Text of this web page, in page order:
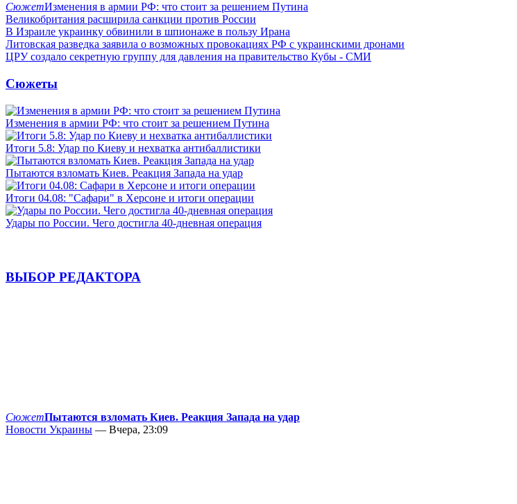
СюжетИзменения в армии РФ: что стоит за решением Путина
Великобритания расширила санкции против России
В Израиле украинку обвинили в шпионаже в пользу Ирана
Литовская разведка заявила о возможных провокациях РФ с украинскими дронами
ЦРУ создало секретную группу для давления на правительство Кубы - СМИ
Сюжеты
Изменения в армии РФ: что стоит за решением Путина
Итоги 5.8: Удар по Киеву и нехватка антибаллистики
Пытаются взломать Киев. Реакция Запада на удар
Итоги 04.08: "Сафари" в Херсоне и итоги операции
Удары по России. Чего достигла 40-дневная операция
ВЫБОР РЕДАКТОРА
СюжетПытаются взломать Киев. Реакция Запада на удар
Новости Украины — Вчера, 23:09